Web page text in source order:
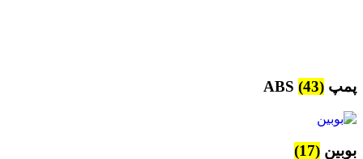
پمپ ABS (43)
بوبین (17)